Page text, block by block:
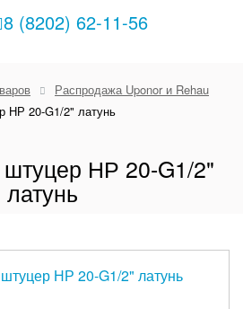
8 (8202) 62-11-56
Распродажа Uponor и Rehau
НР 20-G1/2" латунь
НР 20-G1/2"
латунь